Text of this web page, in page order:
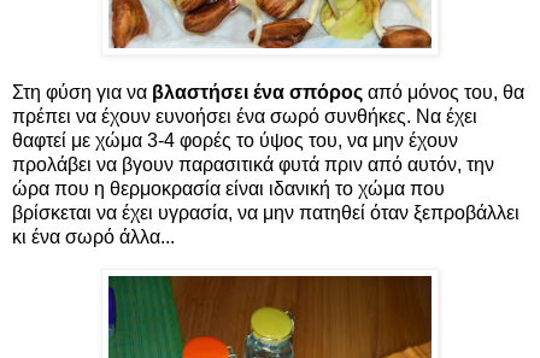
Στη φύση για να βλαστήσει ένα σπόρος από μόνος του, θα
πρέπει να έχουν ευνοήσει ένα σωρό συνθήκες. Να έχει
θαφτεί με χώμα 3-4 φορές το ύψος του, να μην έχουν
προλάβει να βγουν παρασιτικά φυτά πριν από αυτόν, την
ώρα που η θερμοκρασία είναι ιδανική το χώμα που
βρίσκεται να έχει υγρασία, να μην πατηθεί όταν ξεπροβάλλει
κι ένα σωρό άλλα...